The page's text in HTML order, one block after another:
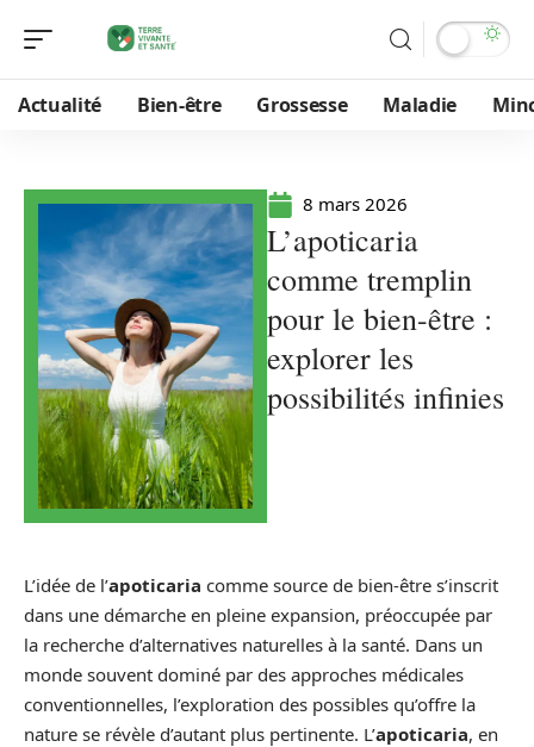
Actualité Bien-être Grossesse Maladie
8 mars 2026
L’apoticaria
comme tremplin
pour le bien-être :
explorer les
possibilités infinies
L’idée de l’apoticaria comme source de bien-être s’inscrit
dans une démarche en pleine expansion, préoccupée par
la recherche d’alternatives naturelles à la santé. Dans un
monde souvent dominé par des approches médicales
conventionnelles, l’exploration des possibles qu’offre la
nature se révèle d’autant plus pertinente. L’apoticaria, en